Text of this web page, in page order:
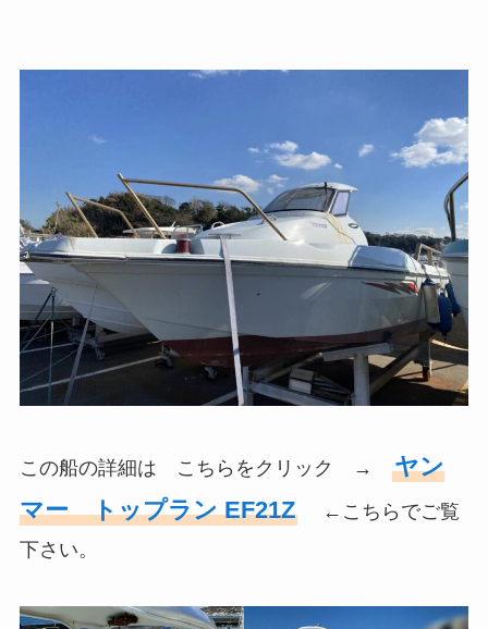
この船の詳細は こちらをクリック → ヤン
マー トップラン EF21Z←こちらでご覧
下さい。